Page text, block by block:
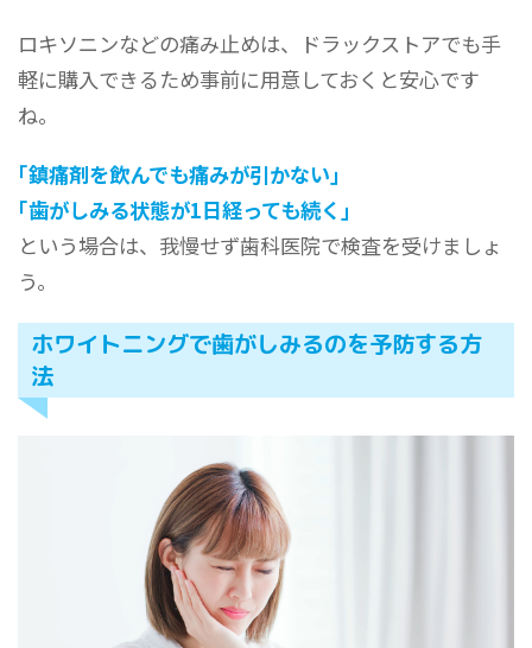
ロキソニンなどの痛み止めは、ドラックストアでも手
軽に購入できるため事前に用意しておくと安心です
ね。
｢鎮痛剤を飲んでも痛みが引かない｣
｢歯がしみる状態が1日経っても続く｣
という場合は、我慢せず歯科医院で検査を受けましょ
う。
ホワイトニングで歯がしみるのを予防する方
法